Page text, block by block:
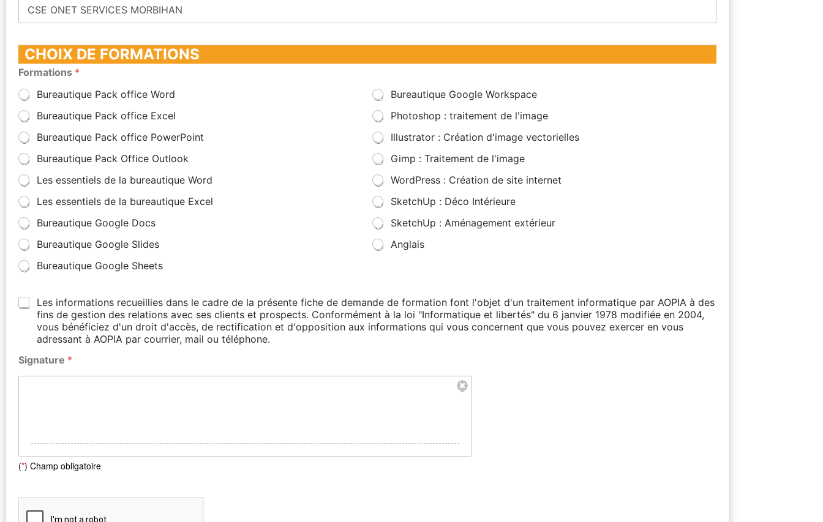
CHOIX DE FORMATIONS
Formations *
Bureautique Pack office Word
Bureautique Google Workspace
Bureautique Pack office Excel
Photoshop : traitement de l'image
Bureautique Pack office PowerPoint
Illustrator : Création d'image vectorielles
Bureautique Pack Office Outlook
Gimp : Traitement de l'image
Les essentiels de la bureautique Word
WordPress : Création de site internet
Les essentiels de la bureautique Excel
SketchUp : Déco Intérieure
Bureautique Google Docs
SketchUp : Aménagement extérieur
Bureautique Google Slides
Anglais
Bureautique Google Sheets
Les informations recueillies dans le cadre de la présente fiche de demande de formation font l'objet d'un traitement informatique par AOPIA à des
fins de gestion des relations avec ses clients et prospects. Conformément à la loi "Informatique et libertés" du 6 janvier 1978 modifiée en 2004,
vous bénéficiez d'un droit d'accès, de rectification et d'opposition aux informations qui vous concernent que vous pouvez exercer en vous
adressant à AOPIA par courrier, mail ou téléphone.
Signature *
(*) Champ obligatoire